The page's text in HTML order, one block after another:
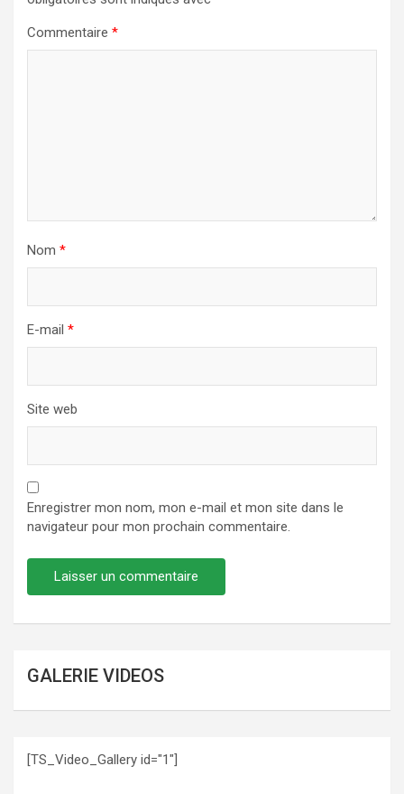
Commentaire *
Nom *
E-mail *
Site web
Enregistrer mon nom, mon e-mail et mon site dans le
navigateur pour mon prochain commentaire.
GALERIE VIDEOS
[TS_Video_Gallery id="1"]